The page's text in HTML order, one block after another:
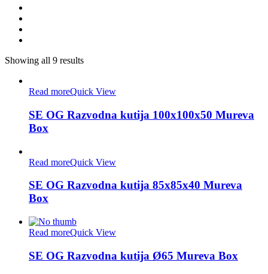
Showing all 9 results
Read moreQuick View
SE OG Razvodna kutija 100x100x50 Mureva
Box
Read moreQuick View
SE OG Razvodna kutija 85x85x40 Mureva
Box
Read moreQuick View
SE OG Razvodna kutija Ø65 Mureva Box